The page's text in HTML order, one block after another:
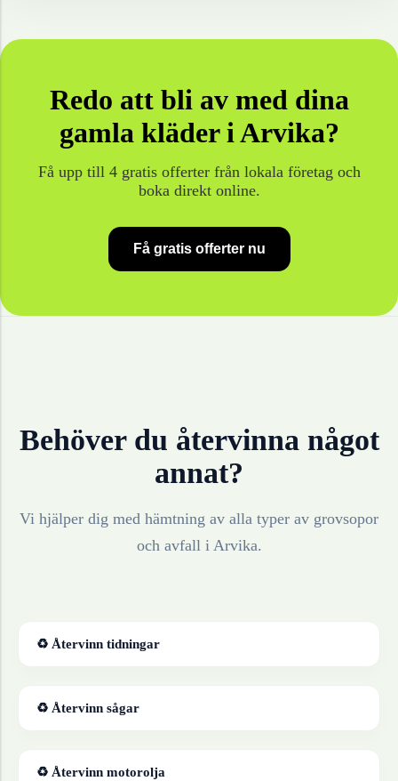
Redo att bli av med dina
gamla kläderiArvika?
Få upp till 4 gratis offerter från lokala företag och
boka direkt online.
Få gratis offerter nu
Behöver du återvinna något
annat?
Vi hjälper dig med hämtning av alla typer av grovsopor
och avfall i Arvika.
♻ Återvinn tidningar
♻ Återvinn sågar
♻ Återvinn motorolja